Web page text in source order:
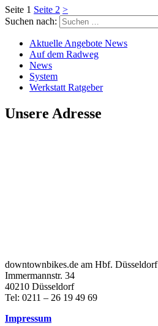
Seite 1 Seite 2 >
Suchen nach:
Aktuelle Angebote News
Auf dem Radweg
News
System
Werkstatt Ratgeber
Unsere Adresse
downtownbikes.de am Hbf. Düsseldorf
Immermannstr. 34
40210 Düsseldorf
Tel: 0211 – 26 19 49 69
Impressum